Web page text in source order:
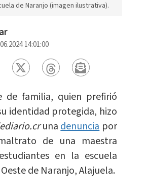
de Naranjo (imagen ilustrativa).
14:01:00
de familia, quien prefirió
identidad protegida, hizo
unadenunciapor
de una maestra
en la escuela
de Naranjo, Alajuela.